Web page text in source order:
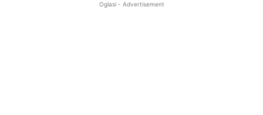
Oglasi - Advertisement